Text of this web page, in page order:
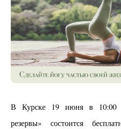
В Курске 19 июня в 10:00
резервы» состоится